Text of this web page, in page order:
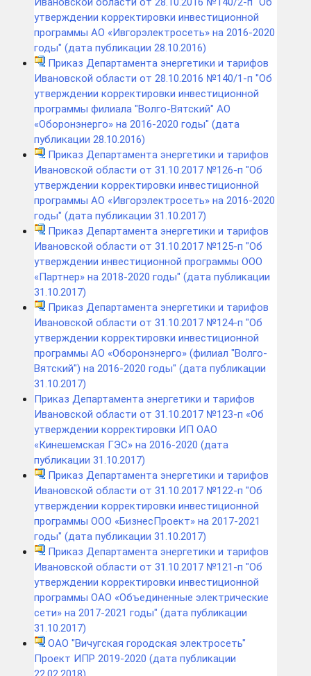
утверждении корректировки инвестиционной
программы АО «Ивгорэлектросеть» на 2016-2020
годы" (дата публикации 28.10.2016)
Приказ Департамента энергетики и тарифов
Ивановской области от 28.10.2016 №140/1-п "Об
утверждении корректировки инвестиционной
программы филиала "Волго-Вятский" АО
«Оборонэнерго» на 2016-2020 годы" (дата
публикации 28.10.2016)
Приказ Департамента энергетики и тарифов
Ивановской области от 31.10.2017 №126-п "Об
утверждении корректировки инвестиционной
программы АО «Ивгорэлектросеть» на 2016-2020
годы" (дата публикации 31.10.2017)
Приказ Департамента энергетики и тарифов
Ивановской области от 31.10.2017 №125-п "Об
утверждении инвестиционной программы ООО
«Партнер» на 2018-2020 годы" (дата публикации
31.10.2017)
Приказ Департамента энергетики и тарифов
Ивановской области от 31.10.2017 №124-п "Об
утверждении корректировки инвестиционной
программы АО «Оборонэнерго» (филиал "Волго-
Вятский") на 2016-2020 годы" (дата публикации
31.10.2017)
Приказ Департамента энергетики и тарифов
Ивановской области от 31.10.2017 №123-п «Об
утверждении корректировки ИП ОАО
«Кинешемская ГЭС» на 2016-2020 (дата
публикации 31.10.2017)
Приказ Департамента энергетики и тарифов
Ивановской области от 31.10.2017 №122-п "Об
утверждении корректировки инвестиционной
программы ООО «БизнесПроект» на 2017-2021
годы" (дата публикации 31.10.2017)
Приказ Департамента энергетики и тарифов
Ивановской области от 31.10.2017 №121-п "Об
утверждении корректировки инвестиционной
программы ОАО «Объединенные электрические
сети» на 2017-2021 годы" (дата публикации
31.10.2017)
ОАО "Вичугская городская электросеть"
Проект ИПР 2019-2020 (дата публикации